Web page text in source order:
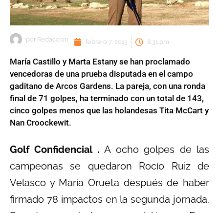
por Redaccion febrero 7, 2013 8:31 pm
María Castillo y Marta Estany se han proclamado
vencedoras de una prueba disputada en el campo
gaditano de Arcos Gardens. La pareja, con una ronda
final de 71 golpes, ha terminado con un total de 143,
cinco golpes menos que las holandesas Tita McCart y
Nan Croockewit.
Golf Confidencial . A ocho golpes de las
campeonas se quedaron Rocío Ruiz de
Velasco y María Orueta después de haber
firmado 78 impactos en la segunda jornada.